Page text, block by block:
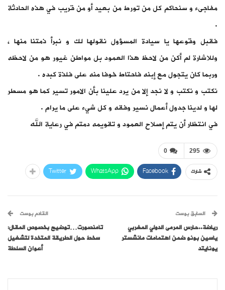
مفاجىء و سنحاكم كل من تورط من بعيد أو من قريب في هذه الحادثة
.
فقبل وقوعها يا سيادة المسؤول نقولها لك و نبرأ ذمتنا منها ،
وللاشارة لم أكن من لاحظ هذا العمود بل مواطن غيور هو من لاحظه
وربما كان يتجول مع إبنه فاحتاط خوفا منه على فلذة كبده .
نكتب و نكتب و لا نجد إلا من يرد علينا بأن الامور تسير كما هو مسطر
لها و لدينا جدول أعمال نسير وفقه و كل شيء على ما يرام .
في انتظار أن يتم إصلاح العمود و تقويمه دمتم في رعاية الله
0 295
شارك Facebook
WhatsApp
Twitter
السابق بوست
رياضة..حارس المرمى الدولي المغربي
ياسين بونو ضمن اهتمامات مانشستر
يونايتد
القادم بوست
تامنصورت…توضيح بخصوص المقال:
سخط حول الطريقة المتخدة لتشغيل
أعوان السلطة